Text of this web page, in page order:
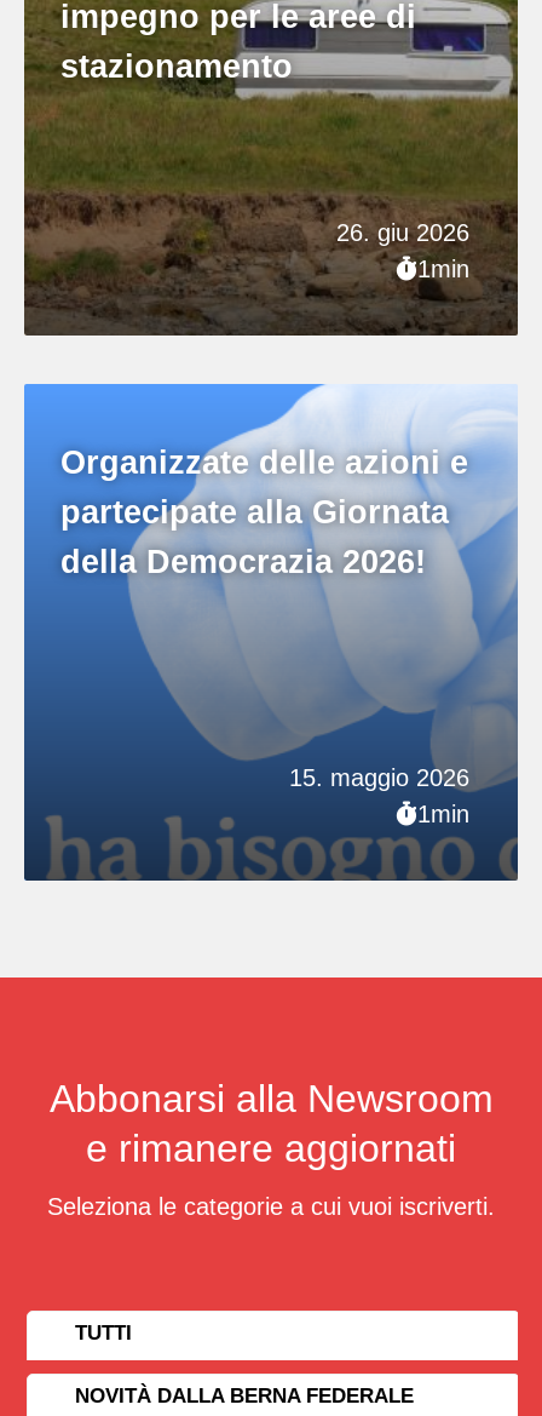
26. giu 2026
1min
impegno per le aree di
stazionamento
15. maggio 2026
1min
Organizzate delle azioni e
partecipate alla Giornata
della Democrazia 2026!
Abbonarsi alla Newsroom
e rimanere aggiornati
Seleziona le categorie a cui vuoi iscriverti.
TUTTI
NOVITÀ DALLA BERNA FEDERALE